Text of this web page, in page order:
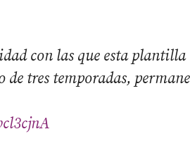
con las que esta plantilla
tres temporadas,